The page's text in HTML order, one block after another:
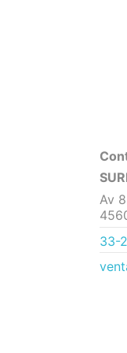
Av
33-